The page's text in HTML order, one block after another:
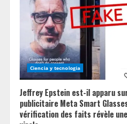
Ciencia y tecnologia
Jeffrey Epstein est-il apparu
publicitaire Meta Smart
vérification des faits révèle